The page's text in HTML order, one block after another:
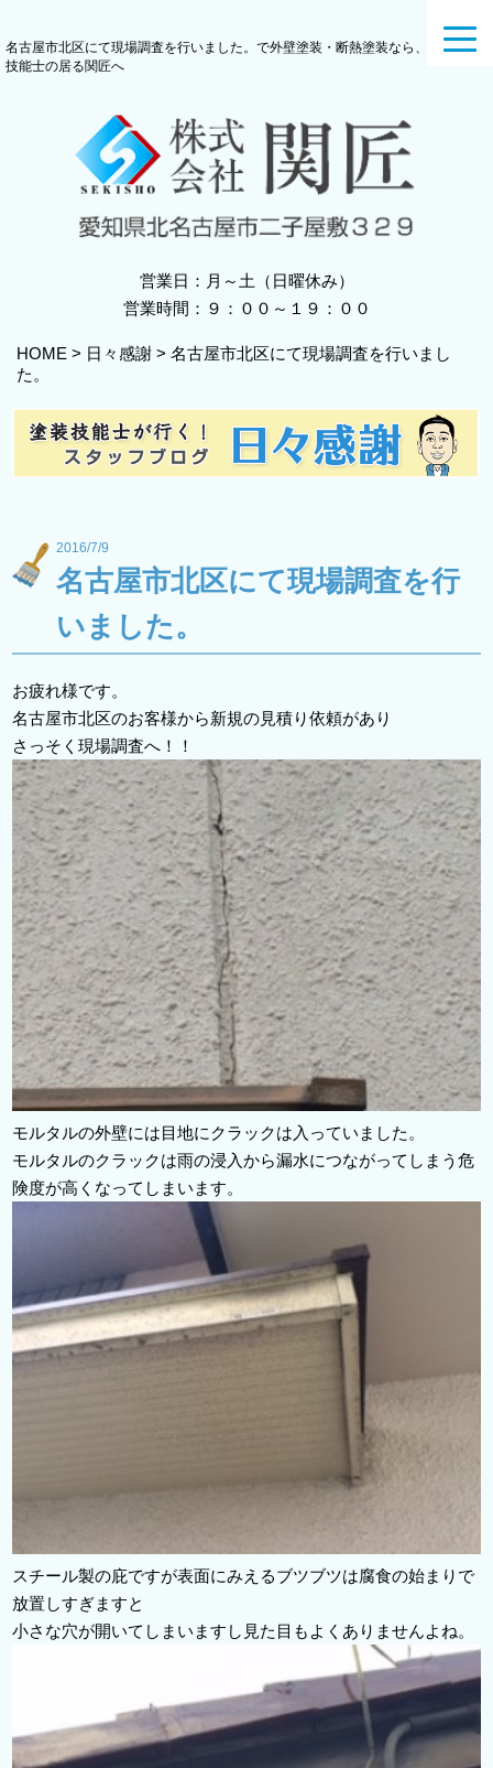
名古屋市北区にて現場調査を行いました。で外壁塗装・断熱塗装なら、一級塗装
技能士の居る関匠へ
営業日：月～土（日曜休み）
営業時間：９：００～１９：００
HOME > 日々感謝 > 名古屋市北区にて現場調査を行いまし
た。
2016/7/9
名古屋市北区にて現場調査を行
いました。
お疲れ様です。
名古屋市北区のお客様から新規の見積り依頼があり
さっそく現場調査へ！！
モルタルの外壁には目地にクラックは入っていました。
モルタルのクラックは雨の浸入から漏水につながってしまう危
険度が高くなってしまいます。
スチール製の庇ですが表面にみえるブツブツは腐食の始まりで
放置しすぎますと
小さな穴が開いてしまいますし見た目もよくありませんよね。